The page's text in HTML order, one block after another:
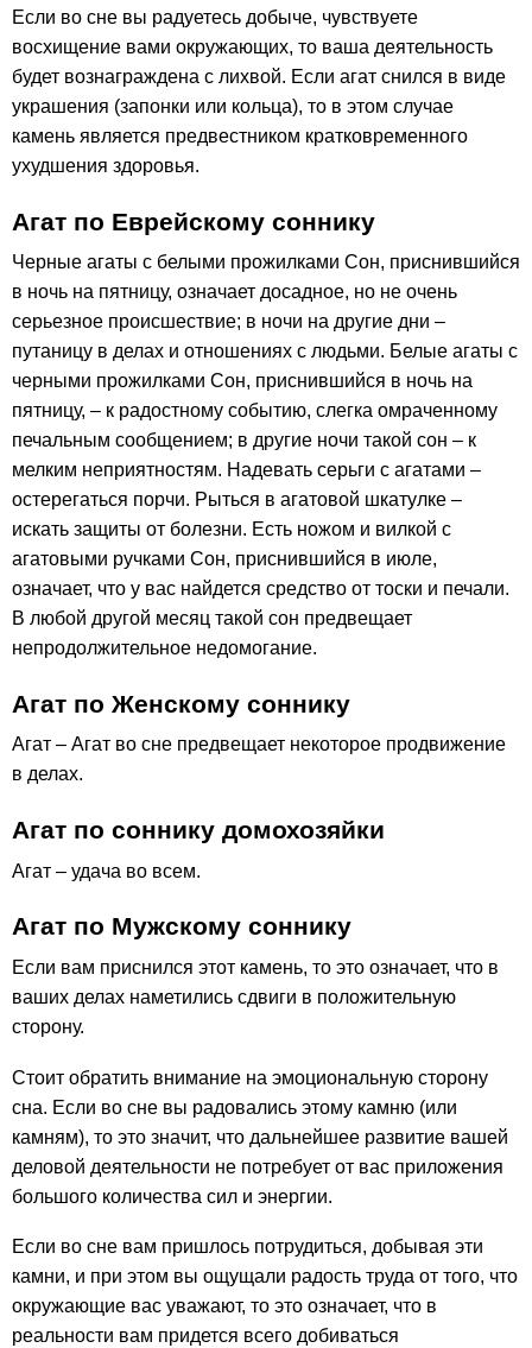
Если во сне вы радуетесь добыче, чувствуете
восхищение вами окружающих, то ваша деятельность
будет вознаграждена с лихвой. Если агат снился в виде
украшения (запонки или кольца), то в этом случае
камень является предвестником кратковременного
ухудшения здоровья.
Агат по Еврейскому соннику
Черные агаты с белыми прожилками Сон, приснившийся
в ночь на пятницу, означает досадное, но не очень
серьезное происшествие; в ночи на другие дни –
путаницу в делах и отношениях с людьми. Белые агаты с
черными прожилками Сон, приснившийся в ночь на
пятницу, – к радостному событию, слегка омраченному
печальным сообщением; в другие ночи такой сон – к
мелким неприятностям. Надевать серьги с агатами –
остерегаться порчи. Рыться в агатовой шкатулке –
искать защиты от болезни. Есть ножом и вилкой с
агатовыми ручками Сон, приснившийся в июле,
означает, что у вас найдется средство от тоски и печали.
В любой другой месяц такой сон предвещает
непродолжительное недомогание.
Агат по Женскому соннику
Агат – Агат во сне предвещает некоторое продвижение
в делах.
Агат по соннику домохозяйки
Агат – удача во всем.
Агат по Мужскому соннику
Если вам приснился этот камень, то это означает, что в
ваших делах наметились сдвиги в положительную
сторону.
Стоит обратить внимание на эмоциональную сторону
сна. Если во сне вы радовались этому камню (или
камням), то это значит, что дальнейшее развитие вашей
деловой деятельности не потребует от вас приложения
большого количества сил и энергии.
Если во сне вам пришлось потрудиться, добывая эти
камни, и при этом вы ощущали радость труда от того, что
окружающие вас уважают, то это означает, что в
реальности вам придется всего добиваться